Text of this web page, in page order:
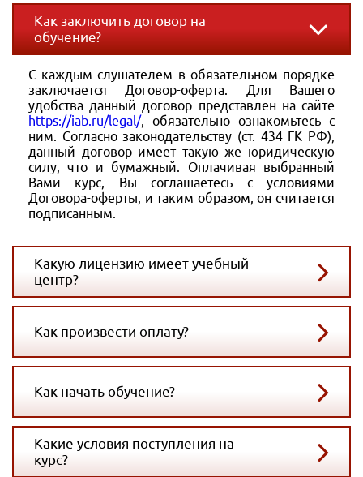
Как заключить договор на
обучение?
С каждым слушателем в обязательном порядке
заключается Договор-оферта. Для Вашего
удобства данный договор представлен на сайте
https://iab.ru/legal/, обязательно ознакомьтесь с
ним. Согласно законодательству (ст. 434 ГК РФ),
данный договор имеет такую же юридическую
силу, что и бумажный. Оплачивая выбранный
Вами курс, Вы соглашаетесь с условиями
Договора-оферты, и таким образом, он считается
подписанным.
Какую лицензию имеет учебный
центр?
Как произвести оплату?
Как начать обучение?
Какие условия поступления на
курс?